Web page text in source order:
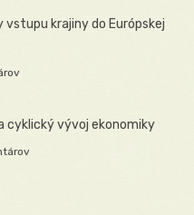
vstupu krajiny do Európskej
cyklický vývoj ekonomiky